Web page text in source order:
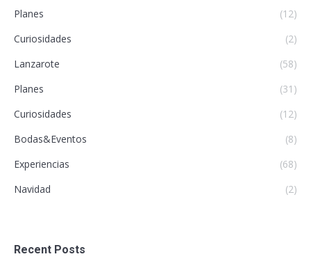
Planes
(12)
Curiosidades
(2)
Lanzarote
(58)
Planes
(31)
Curiosidades
(12)
Bodas&Eventos
(8)
Experiencias
(68)
Navidad
(2)
Recent Posts